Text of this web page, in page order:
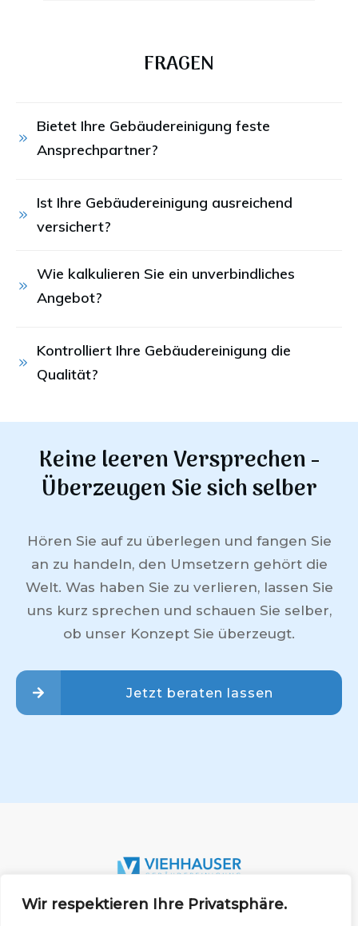
Wir respektieren Ihre Privatsphäre.
FRAGEN
Bietet Ihre Gebäudereinigung feste
Ansprechpartner?
Ist Ihre Gebäudereinigung ausreichend
versichert?
Wie kalkulieren Sie ein unverbindliches
Angebot?
Kontrolliert Ihre Gebäudereinigung die
Qualität?
Keine leeren Versprechen -
Überzeugen Sie sich selber
Hören Sie auf zu überlegen und fangen Sie
an zu handeln, den Umsetzern gehört die
Welt. Was haben Sie zu verlieren, lassen Sie
uns kurz sprechen und schauen Sie selber,
ob unser Konzept Sie überzeugt.
Jetzt beraten lassen